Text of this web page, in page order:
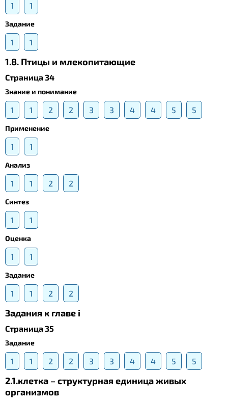
1 1
Задание
1 1
1.8. Птицы и млекопитающие
Страница 34
Знание и понимание
1 1 2 2 3 3 4 4 5 5
Применение
1 1
Анализ
1 1 2 2
Синтез
1 1
Оценка
1 1
Задание
1 1 2 2
Задания к главе i
Страница 35
Задание
1 1 2 2 3 3 4 4 5 5
2.1.клетка – структурная единица живых
организмов